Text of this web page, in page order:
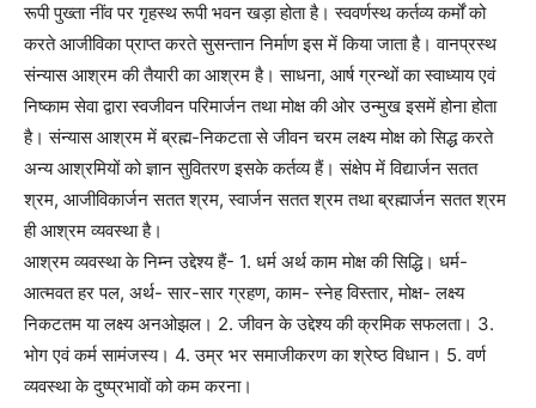
रूपी पुख्ता नींव पर गृहस्थ रूपी भवन खड़ा होता है। स्ववर्णस्थ कर्तव्य कर्मों को
करते आजीविका प्राप्त करते सुसन्तान निर्माण इस में किया जाता है। वानप्रस्थ
संन्यास आश्रम की तैयारी का आश्रम है। साधना, आर्ष ग्रन्थों का स्वाध्याय एवं
निष्काम सेवा द्वारा स्वजीवन परिमार्जन तथा मोक्ष की ओर उन्मुख इसमें होना होता
है। संन्यास आश्रम में ब्रह्म-निकटता से जीवन चरम लक्ष्य मोक्ष को सिद्ध करते
अन्य आश्रमियों को ज्ञान सुवितरण इसके कर्तव्य हैं। संक्षेप में विद्यार्जन सतत
श्रम, आजीविकार्जन सतत श्रम, स्वार्जन सतत श्रम तथा ब्रह्मार्जन सतत श्रम
ही आश्रम व्यवस्था है।
आश्रम व्यवस्था के निम्न उद्देश्य हैं- 1. धर्म अर्थ काम मोक्ष की सिद्धि। धर्म-
आत्मवत हर पल, अर्थ- सार-सार ग्रहण, काम- स्नेह विस्तार, मोक्ष- लक्ष्य
निकटतम या लक्ष्य अनओझल। 2. जीवन के उद्देश्य की क्रमिक सफलता। 3.
भोग एवं कर्म सामंजस्य। 4. उम्र भर समाजीकरण का श्रेष्ठ विधान। 5. वर्ण
व्यवस्था के दुष्प्रभावों को कम करना।